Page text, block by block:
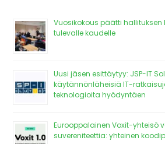
Vuosikokous päätti
tulevalle kaudelle
Uusi jäsen esittäytyy: JSP-IT
käytännönläheisiä IT-
teknologioita hyödyntäen
Eurooppalainen Voxit-yhteisö
suvereniteettia: yhteinen